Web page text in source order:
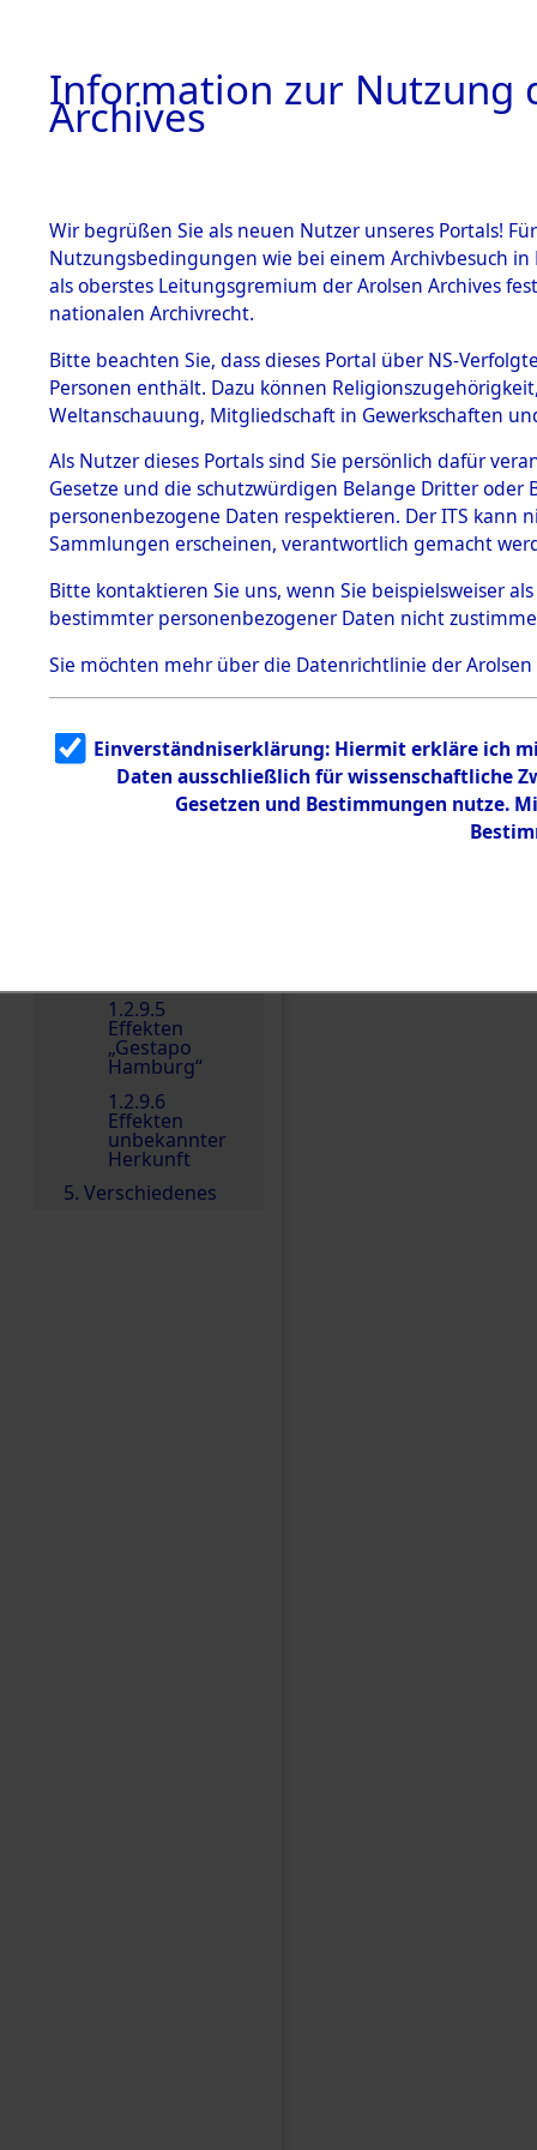
BESTÄNDE
1.
Inhaftierungsdoku
mente
1.2.9 Beim ITS
Effekten
1.2.9.1
Effekten aus
dem KZ
Dachau
1.2.9.2
Effekten aus
dem KZ
Bayerisches
1.2.9.3
Effekten aus
dem KZ
Neuengamm
1.2.9.5
Effekten
„Gestapo
Hamburg“
1.2.9.6
Effekten
unbekannter
Herkunft
5. Verschiedenes
0003
Einen Kommentar
Information zur Nutzung
Archives
Wir begrüßen Sie als neuen Nutzer unseres Portals!
Nutzungsbedingungen wie bei einem Archivbesuch
als oberstes Leitungsgremium der Arolsen Archives
nationalen Archivrecht.
Bitte beachten Sie, dass dieses Portal über NS-
Personen enthält. Dazu können
Weltanschauung, Mitgliedschaft in Gewerkschaften
Als Nutzer dieses Portals sind Sie persönlich dafür
Gesetze und die schutzwürdigen Belange Dritter
personenbezogene Daten respektieren. Der ITS
Sammlungen erscheinen, verantwortlich gemacht
Bitte kontaktieren Sie uns, wenn Sie beispielsweiser
bestimmter personenbezogener Daten nicht
Sie möchten mehr über die Datenrichtlinie der Arolsen
Einverständniserklärung: Hiermit erkläre ich
Daten ausschließlich für wissenschaftliche
Gesetzen und Bestimmungen nutze.